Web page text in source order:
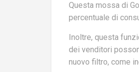
Questa mossa di
percentuale di
Inoltre, questa
dei venditori
nuovo filtro, come